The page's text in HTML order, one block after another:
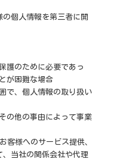
個人情報を第三者に開
護のために必要であっ
が困難な場合
で、個人情報の取り扱い
の他の事由によって事業
客様へのサービス提供、
当社の関係会社や代理